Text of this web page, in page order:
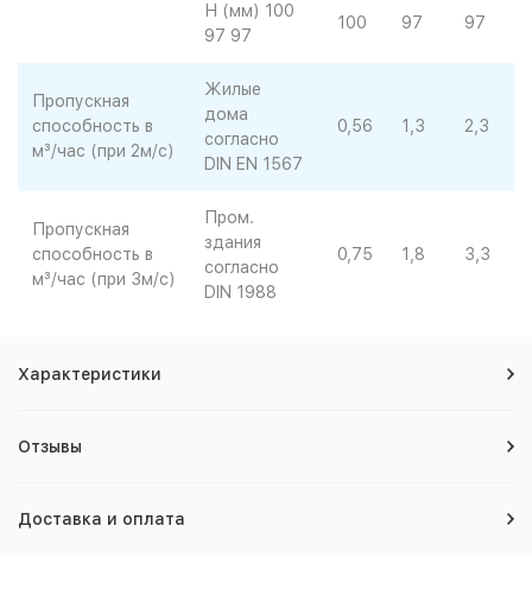
Н (мм) 100
97 97
100 97 97
Пропускная
способность в
м³/час (при 2м/с)
Жилые
дома
согласно
DIN EN 1567
0,56 1,3 2,3
Пропускная
способность в
м³/час (при 3м/с)
Пром.
здания
согласно
DIN 1988
0,75 1,8 3,3
Характеристики
Отзывы
Доставка и оплата